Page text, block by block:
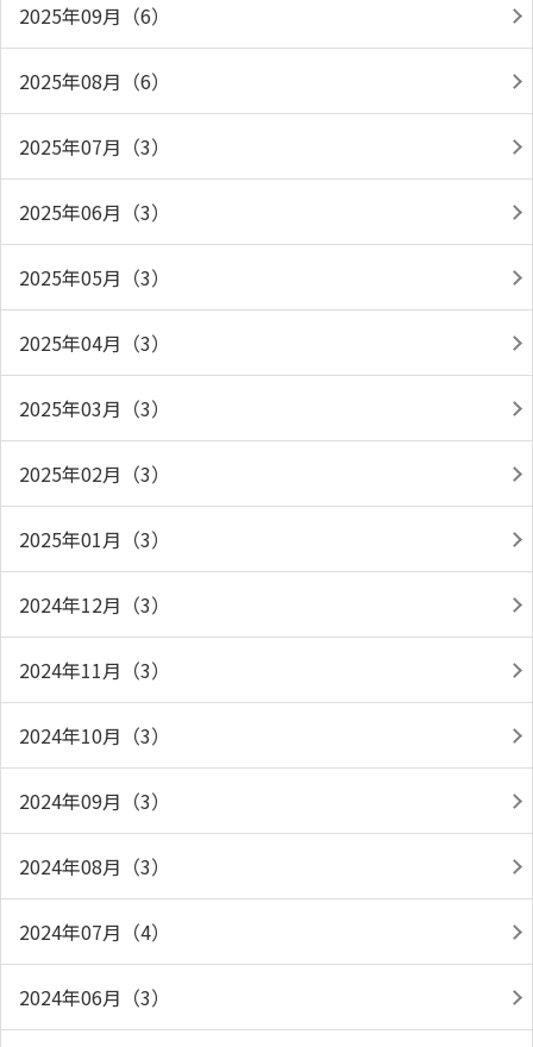
2025年09月（6）
2025年08月（6）
2025年07月（3）
2025年06月（3）
2025年05月（3）
2025年04月（3）
2025年03月（3）
2025年02月（3）
2025年01月（3）
2024年12月（3）
2024年11月（3）
2024年10月（3）
2024年09月（3）
2024年08月（3）
2024年07月（4）
2024年06月（3）